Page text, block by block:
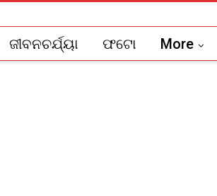
ଜୀବନଚର୍ଯ୍ୟା ଫଟୋ More